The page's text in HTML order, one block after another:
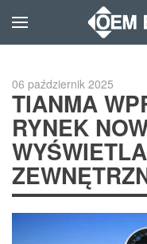
06 październik 2025
TIANMA
RYNEK